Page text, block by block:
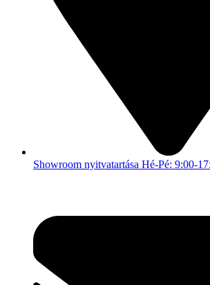
Showroom nyitvatartása Hé-Pé: 9:00-